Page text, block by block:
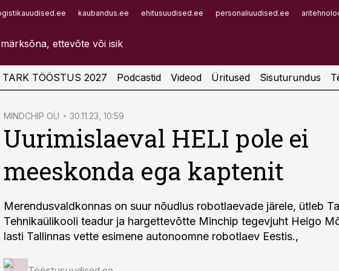
kaubandus.ee ehitusuudised.ee personaliuudised.ee
Infopank
TARK TÖÖSTUS 2027 Podcastid Videod Üritused Sisuturundus
MINDCHIP OÜ 30.11.23, 10:59
Uurimislaeval HELI pole ei
meeskonda ega kaptenit
Merendusvaldkonnas on suur nõudlus robotlaevade järele, ütleb
Tehnikaülikooli teadur ja hargettevõtte Minchip tegevjuht Heigo
lasti Tallinnas vette esimene autonoomne robotlaev Eestis.,